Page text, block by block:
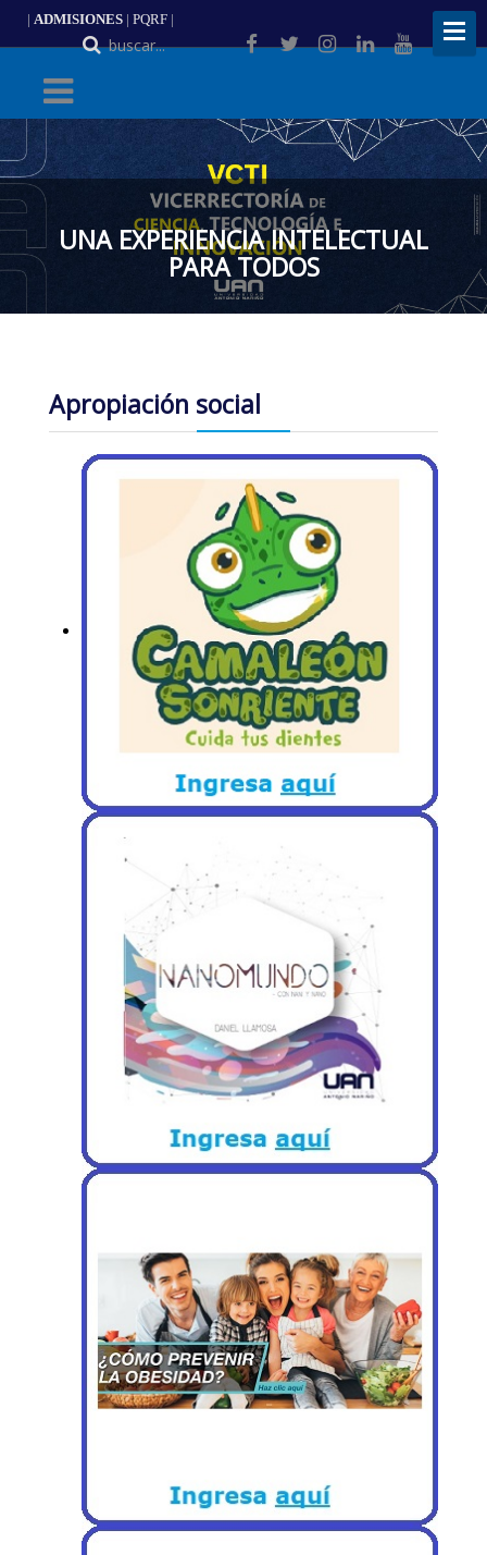
| ADMISIONES | PQRF |
ES
UNA EXPERIENCIA INTELECTUAL
PARA TODOS
Apropiación social